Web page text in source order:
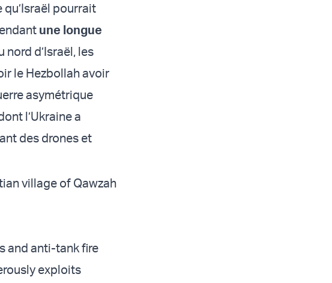
pourrait
une longue
d’Israël, les
le Hezbollah avoir
asymétrique
l’Ukraine a
des drones et
village of Qawzah
and anti-tank fire
exploits